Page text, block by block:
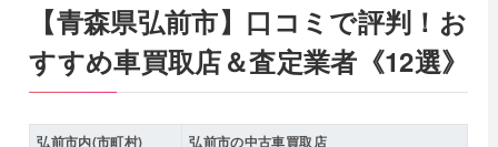
【青森県弘前市】口コミで評判！お
すすめ車買取店＆査定業者《12選》
弘前市内(市町村)
弘前市の中古車買取店